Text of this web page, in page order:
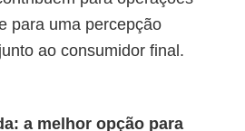
para uma percepção
ao consumidor final.
a melhor opção para